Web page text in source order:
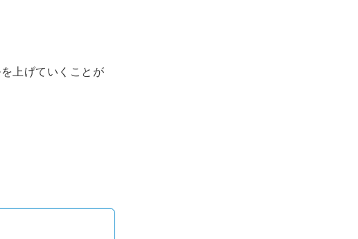
上げていくことが